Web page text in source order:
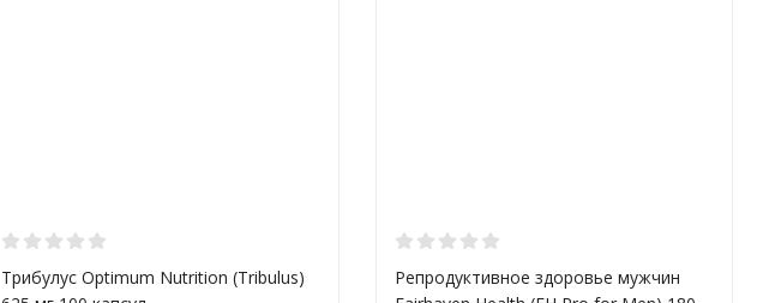
Трибулус Optimum Nutrition (Tribulus)
Репродуктивное здоровье мужчин